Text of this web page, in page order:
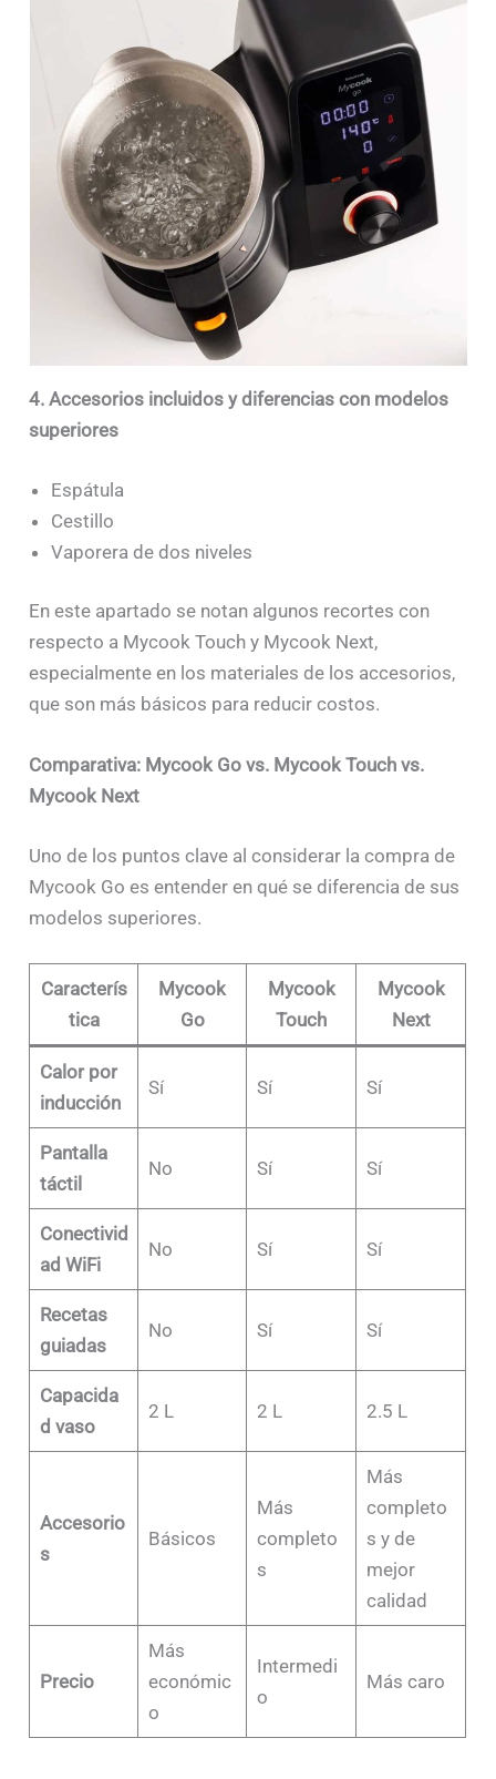
4. Accesorios incluidos y diferencias con modelos
superiores
Espátula
Cestillo
Vaporera de dos niveles
En este apartado se notan algunos recortes con
respecto a Mycook Touch y Mycook Next,
especialmente en los materiales de los accesorios,
que son más básicos para reducir costos.
Comparativa: Mycook Go vs. Mycook Touch vs.
Mycook Next
Uno de los puntos clave al considerar la compra de
Mycook Go es entender en qué se diferencia de sus
modelos superiores.
Caracterís
tica
Mycook
Go
Mycook
Touch
Mycook
Next
Calor por
inducción
Sí Sí Sí
Pantalla
táctil
No Sí Sí
Conectivid
ad WiFi
No Sí Sí
Recetas
guiadas
No Sí Sí
Capacida
d vaso
2 L 2 L 2.5 L
Accesorio
s
Básicos
Más
completo
s
Más
completo
s y de
mejor
calidad
Precio
Más
económic
o
Intermedi
o
Más caro